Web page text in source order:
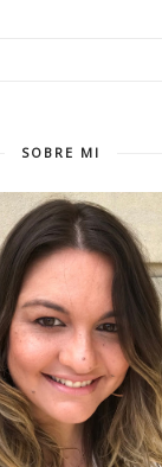
SOBRE MI